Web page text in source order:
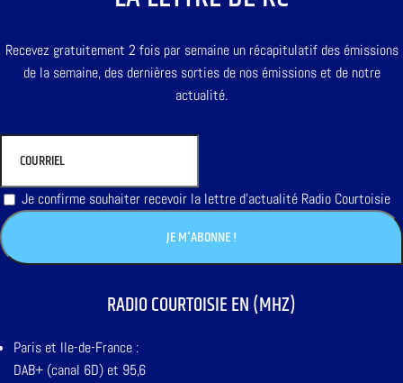
Recevez gratuitement 2 fois par semaine un récapitulatif des émissions
de la semaine, des dernières sorties de nos émissions et de notre
actualité.
Je confirme souhaiter recevoir la lettre d'actualité Radio Courtoisie
RADIO COURTOISIE EN (MHZ)
Paris et Ile-de-France :
DAB+ (canal 6D) et 95,6